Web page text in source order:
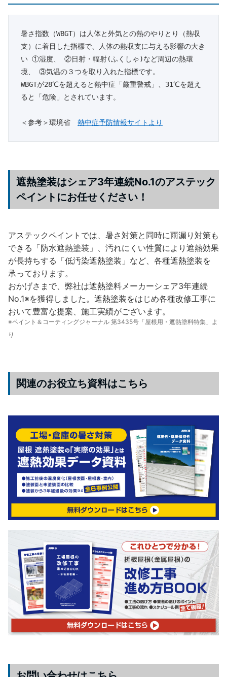
暑さ指数（WBGT）は人体と外気との熱のやりとり（熱収
支）に着目した指標で、人体の熱収支に与える影響の大き
い ①湿度、 ②日射・輻射(ふくしゃ)など周辺の熱環
境、 ③気温の３つを取り入れた指標です。
WBGTが28℃を超えると熱中症「厳重警戒」、31℃を超え
ると「危険」とされています。
＜参考＞環境省 熱中症予防情報サイトより
遮熱塗装はシェア3年連続No.1のアステック
ペイントにお任せください！
アステックペイントでは、暑さ対策と同時に雨漏り対策も
できる「防水遮熱塗装」、汚れにくい性質により遮熱効果
が長持ちする「低汚染遮熱塗装」など、各種遮熱塗装を
承っております。
おかげさまで、弊社は遮熱塗料メーカーシェア3年連続
No.1※を獲得しました。遮熱塗装をはじめ各種改修工事に
おいて豊富な提案、施工実績がございます。
※ペイント＆コーティングジャーナル 第3435号「屋根用・遮熱塗料特集」よ
り
関連のお役立ち資料はこちら